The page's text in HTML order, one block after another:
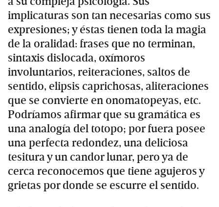
implicaturas son tan necesarias como sus
expresiones; y éstas tienen toda la magia
de la oralidad: frases que no terminan,
sintaxis dislocada, oxímoros
involuntarios, reiteraciones, saltos de
sentido, elipsis caprichosas, aliteraciones
que se convierte en onomatopeyas, etc.
Podríamos afirmar que su gramática es
una analogía del totopo; por fuera posee
una perfecta redondez, una deliciosa
tesitura y un candor lunar, pero ya de
cerca reconocemos que tiene agujeros y
grietas por donde se escurre el sentido.